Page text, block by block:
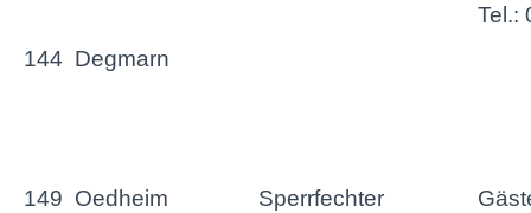
Tel.:
144 Degmarn
149 Oedheim
Sperrfechter